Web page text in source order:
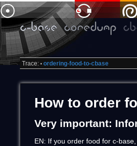
Trace: • ordering-food-to-cbase
How to order
Very important:
EN: If you order food for c-